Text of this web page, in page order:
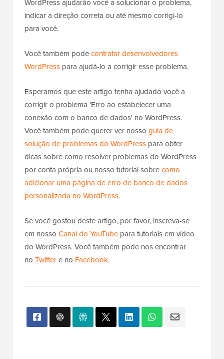
WordPress ajudarão você a solucionar o problema,
indicar a direção correta ou até mesmo corrigi-lo
para você.
Você também podecontratar desenvolvedores
WordPress para ajudá-lo a corrigir esse problema.
Esperamos que este artigo tenha ajudado você a
corrigir o problema 'Erro ao estabelecer uma
conexão com o banco de dados' no WordPress.
Você também pode querer ver nosso guia de
solução de problemas do WordPress para obter
dicas sobre como resolver problemas do WordPress
por conta própria ou nosso tutorial sobrecomo
adicionar uma página de erro de banco de dados
personalizada no WordPress.
Se você gostou deste artigo, por favor, inscreva-se
em nosso Canal do YouTube para tutoriais em vídeo
do WordPress. Você também pode nos encontrar
no Twittere no Facebook.